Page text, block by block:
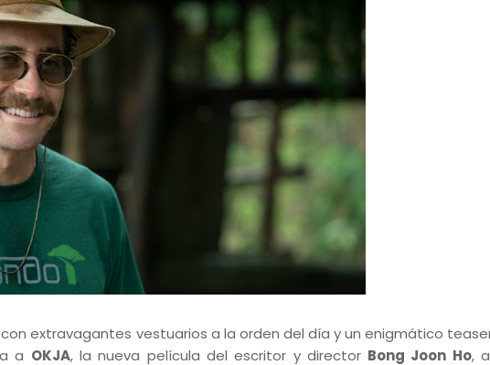
extravagantes vestuarios a la orden del día y un enigmático
a OKJA, la nueva película del escritor y director Bong Joon Ho,